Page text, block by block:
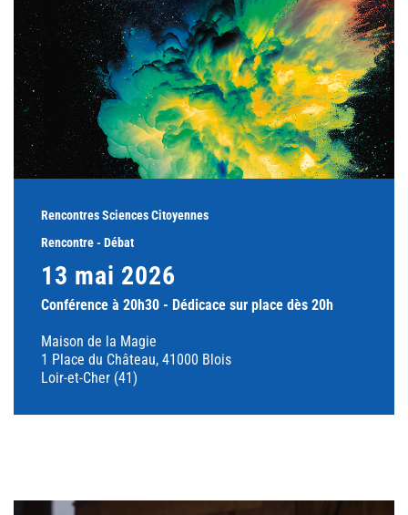
Rencontres Sciences Citoyennes
Rencontre - Débat
13 mai 2026
Conférence à 20h30 - Dédicace sur place dès 20h
Maison de la Magie
1 Place du Château, 41000 Blois
Loir-et-Cher (41)